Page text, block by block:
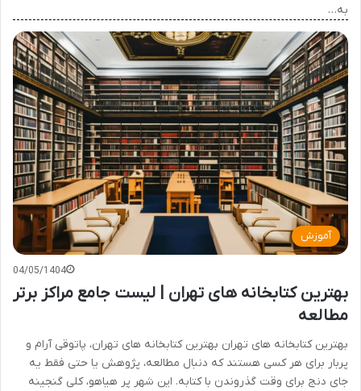
به…
آموزش
04/05/1404
بهترین کتابخانه های تهران | لیست جامع مراکز برتر
مطالعه
بهترین کتابخانه های تهران بهترین کتابخانه های تهران، پاتوقی آرام و
پربار برای هر کسی هستند که دنبال مطالعه، پژوهش یا حتی فقط یه
جای دنج برای وقت گذروندن با کتابه. این شهر پر هیاهو، کلی گنجینه